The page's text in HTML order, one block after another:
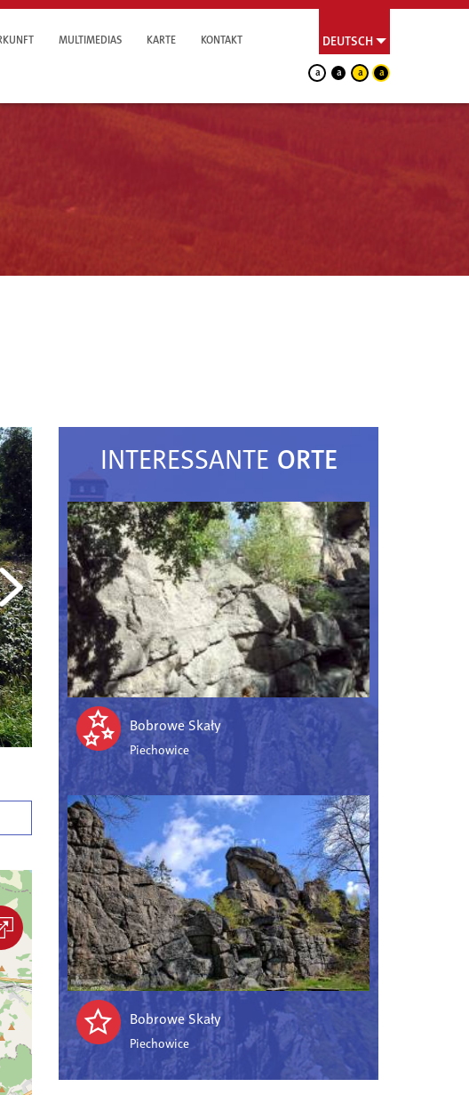
DEUTSCH
a a a a
MULTIMEDIAS KARTE KONTAKT
INTERESSANTE ORTE
Bobrowe Skały
Piechowice
Bobrowe Skały
Piechowice